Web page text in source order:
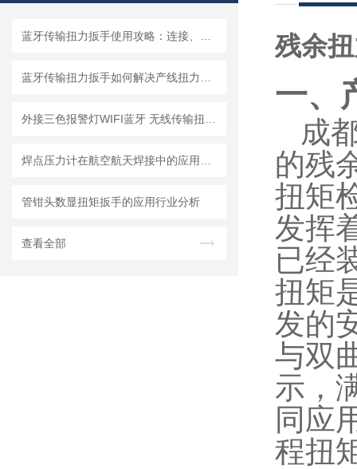
管钳头数显扭矩扳手的应用行业分析
查看全部
残余
一、
成
的残
扭矩
发挥
已经
扭矩
发的
与双
示，
同应
程扭